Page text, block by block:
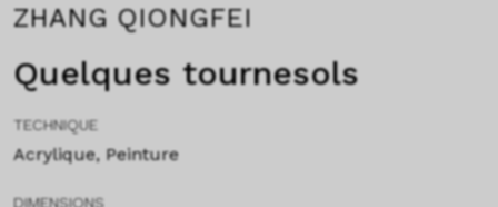
ZHANG QIONGFEI
Quelques tournesols
TECHNIQUE
Acrylique, Peinture
DIMENSIONS